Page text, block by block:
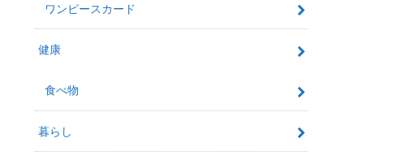
ワンピースカード
健康
食べ物
暮らし